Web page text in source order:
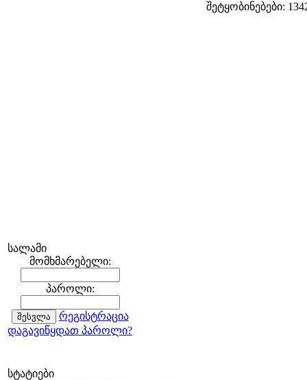
სალამი
მომხმარებელი:
პაროლი:
რეგისტრაცია
დაგავიწყდათ პაროლი?
სტატიები
შეტყობინებები: